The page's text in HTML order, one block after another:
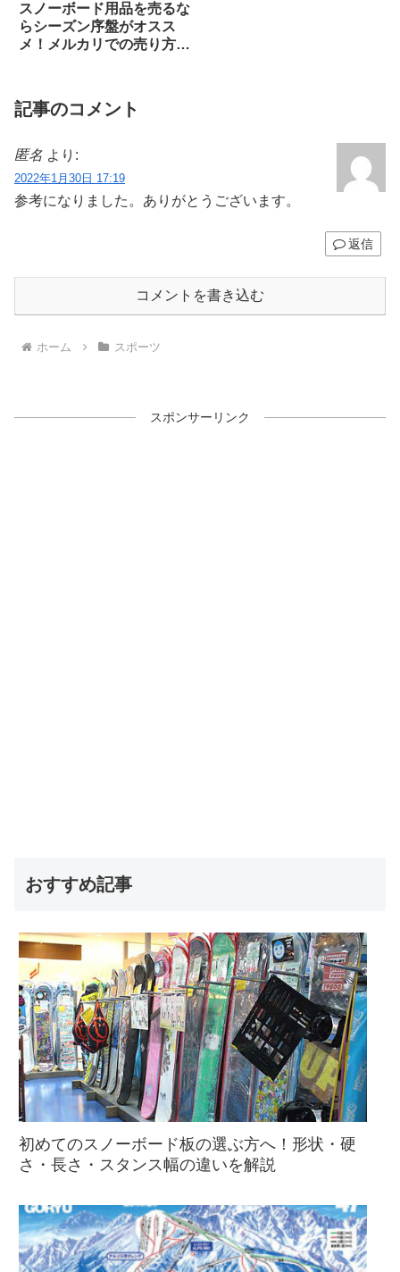
スノーボード用品を売るな
らシーズン序盤がオスス
メ！メルカリでの売り方や
記事のコメント
匿名 より:
2022年1月30日 17:19
参考になりました。ありがとうございます。
返信
コメントを書き込む
ホーム スポーツ
スポンサーリンク
おすすめ記事
初めてのスノーボード板の選ぶ方へ！形状・硬
さ・長さ・スタンス幅の違いを解説